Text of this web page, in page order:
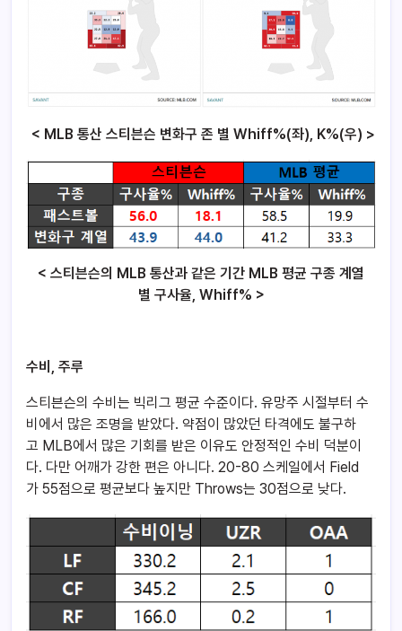
< MLB 통산 스티븐슨 변화구 존 별 Whiff%(좌), K%(우) >
< 스티븐슨의 MLB 통산과 같은 기간 MLB 평균 구종 계열
별 구사율, Whiff% >
수비, 주루
스티븐슨의 수비는 빅리그 평균 수준이다. 유망주 시절부터 수
비에서 많은 조명을 받았다. 약점이 많았던 타격에도 불구하
고 MLB에서 많은 기회를 받은 이유도 안정적인 수비 덕분이
다. 다만 어깨가 강한 편은 아니다. 20-80 스케일에서 Field
가 55점으로 평균보다 높지만 Throws는 30점으로 낮다.